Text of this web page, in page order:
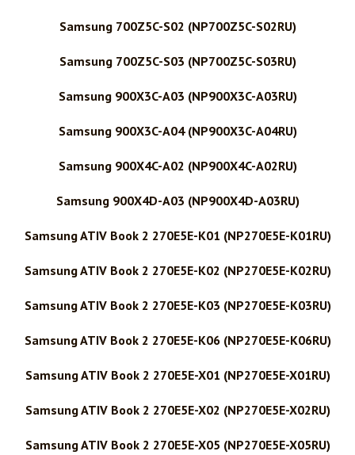
Samsung 700Z5C-S02 (NP700Z5C-S02RU)
Samsung 700Z5C-S03 (NP700Z5C-S03RU)
Samsung 900X3C-A03 (NP900X3C-A03RU)
Samsung 900X3C-A04 (NP900X3C-A04RU)
Samsung 900X4C-A02 (NP900X4C-A02RU)
Samsung 900X4D-A03 (NP900X4D-A03RU)
Samsung ATIV Book 2 270E5E-K01 (NP270E5E-K01RU)
Samsung ATIV Book 2 270E5E-K02 (NP270E5E-K02RU)
Samsung ATIV Book 2 270E5E-K03 (NP270E5E-K03RU)
Samsung ATIV Book 2 270E5E-K06 (NP270E5E-K06RU)
Samsung ATIV Book 2 270E5E-X01 (NP270E5E-X01RU)
Samsung ATIV Book 2 270E5E-X02 (NP270E5E-X02RU)
Samsung ATIV Book 2 270E5E-X05 (NP270E5E-X05RU)